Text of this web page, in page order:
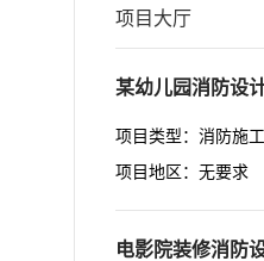
项目大厅
某幼儿园消防设
项目类型：消防施
项目地区：无要求
电影院装修消防